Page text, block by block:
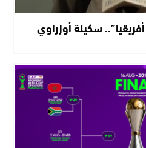
سكينة أوزراوي